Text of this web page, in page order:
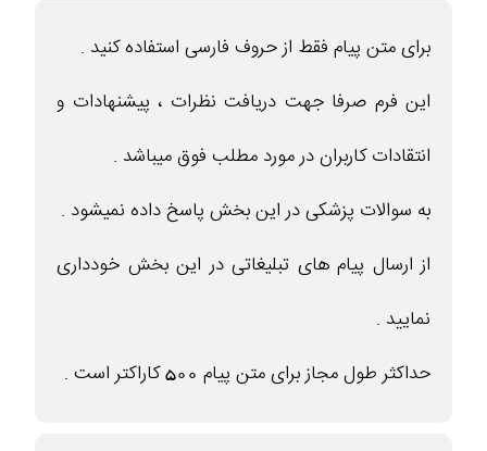
برای متن پیام فقط از حروف فارسی استفاده کنید .
این فرم صرفا جهت دریافت نظرات ، پیشنهادات و
انتقادات کاربران در مورد مطلب فوق میباشد .
به سوالات پزشکی در این بخش پاسخ داده نمیشود .
از ارسال پیام های تبلیغاتی در این بخش خودداری
نمایید .
حداکثر طول مجاز برای متن پیام 500 کاراکتر است .